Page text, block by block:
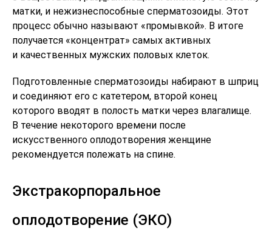
матки, и нежизнеспособные сперматозоиды. Этот
процесс обычно называют «промывкой». В итоге
получается «концентрат» самых активных
и качественных мужских половых клеток.
Подготовленные сперматозоиды набирают в шприц
и соединяют его с катетером, второй конец
которого вводят в полость матки через влагалище.
В течение некоторого времени после
искусственного оплодотворения женщине
рекомендуется полежать на спине.
Экстракорпоральное
оплодотворение (ЭКО)